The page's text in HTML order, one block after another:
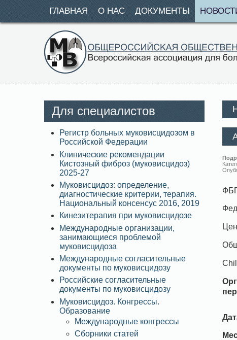
ГЛАВНАЯ О НАС ДОКУМЕНТЫ
Для специалистов
Регистр больных муковисцидозом в
Российской Федерации
Клинические рекомендации
Кистозный фиброз (муковисцидоз)
2025-27
Муковисцидоз: определение,
диагностические критерии, терапия.
Национальный консенсус 2016, 2019
Кинезитерапия при муковисцидозе
Международные организации,
занимающиеся проблемой
муковисцидоза
Международные согласительные
документы по муковисцидозу
Российские согласительные
документы по муковисцидозу
Муковисцидоз. Конгрессы.
Образование
Международные конгрессы
Сборники статей